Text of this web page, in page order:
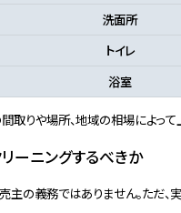
洗面所
トイレ
浴室
取りや場所、地域の相場によって
ーニングするべきか
主の義務ではありません。ただ、